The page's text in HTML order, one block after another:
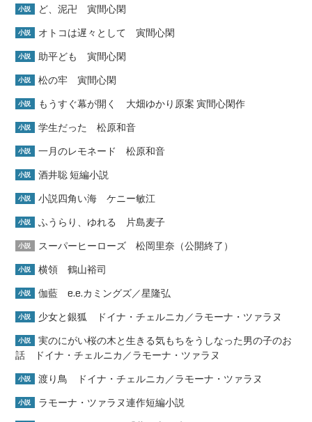
小説 ど、泥卍 寅間心閑
小説 オトコは遅々として 寅間心閑
小説 助平ども 寅間心閑
小説 松の牢 寅間心閑
小説 もうすぐ幕が開く 大畑ゆかり原案 寅間心閑作
小説 学生だった 松原和音
小説 一月のレモネード 松原和音
小説 酒井聡 短編小説
小説 小説四角い海 ケニー敏江
小説 ふうらり、ゆれる 片島麦子
小説 スーパーヒーローズ 松岡里奈（公開終了）
小説 横領 鶴山裕司
小説 伽藍 e.e.カミングズ／星隆弘
小説 少女と銀狐 ドイナ・チェルニカ／ラモーナ・ツァラヌ
小説
実のにがい桜の木と生きる気もちをうしなった男の子のお
話 ドイナ・チェルニカ／ラモーナ・ツァラヌ
小説 渡り鳥 ドイナ・チェルニカ／ラモーナ・ツァラヌ
小説 ラモーナ・ツァラヌ連作短編小説